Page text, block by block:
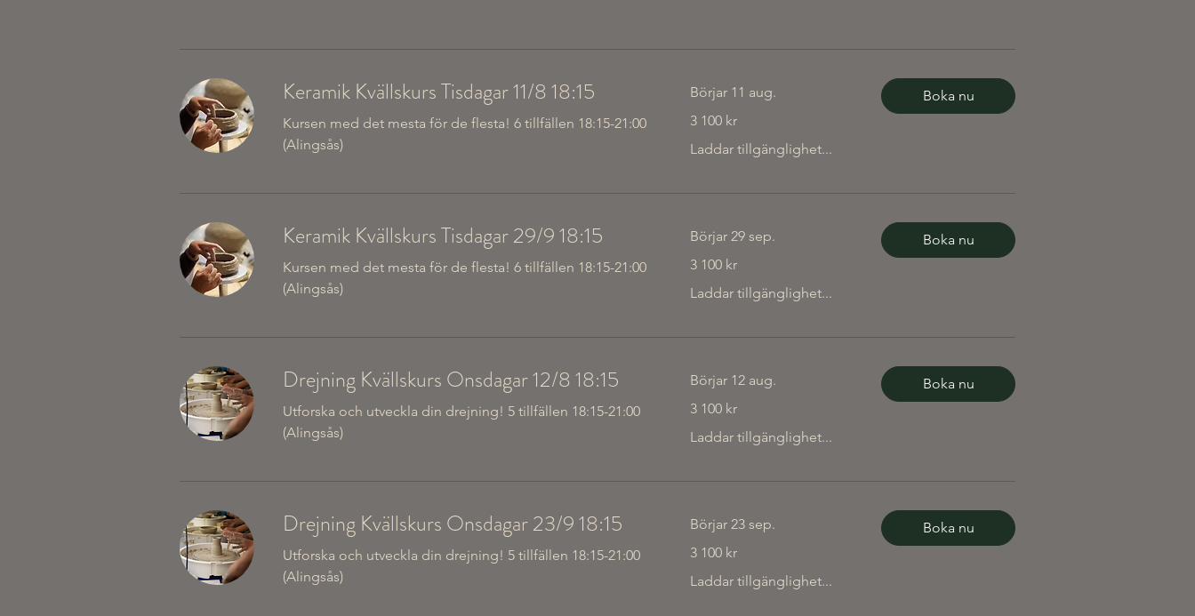
Keramik Kvällskurs Tisdagar 11/8 18:15
Kursen med det mesta för de flesta! 6 tillfällen 18:15-21:00
(Alingsås)
Börjar 11 aug.
svenska
3 100 kr
Laddar tillgänglighet...
Boka nu
Keramik Kvällskurs Tisdagar 29/9 18:15
Kursen med det mesta för de flesta! 6 tillfällen 18:15-21:00
(Alingsås)
Börjar 29 sep.
svenska
3 100 kr
Laddar tillgänglighet...
Boka nu
Drejning Kvällskurs Onsdagar 12/8 18:15
Utforska och utveckla din drejning! 5 tillfällen 18:15-21:00
(Alingsås)
Börjar 12 aug.
svenska
3 100 kr
Laddar tillgänglighet...
Boka nu
Drejning Kvällskurs Onsdagar 23/9 18:15
Utforska och utveckla din drejning! 5 tillfällen 18:15-21:00
(Alingsås)
Börjar 23 sep.
svenska
3 100 kr
Laddar tillgänglighet...
Boka nu